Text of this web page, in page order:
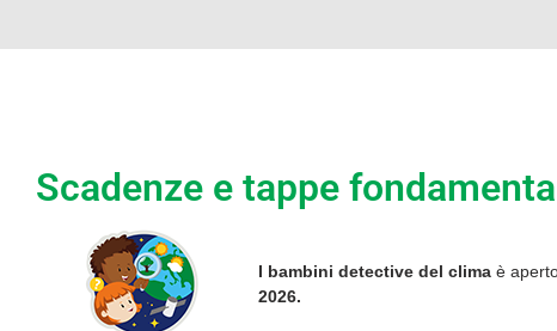
Scadenze e tappe
I bambini detective del climaè
2026.